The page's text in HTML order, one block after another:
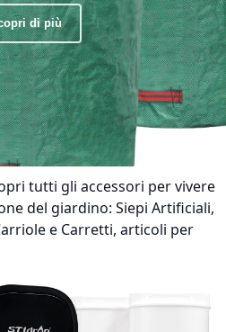
di più
tutti gli accessori per vivere
del giardino: Siepi Artificiali,
e Carretti, articoli per